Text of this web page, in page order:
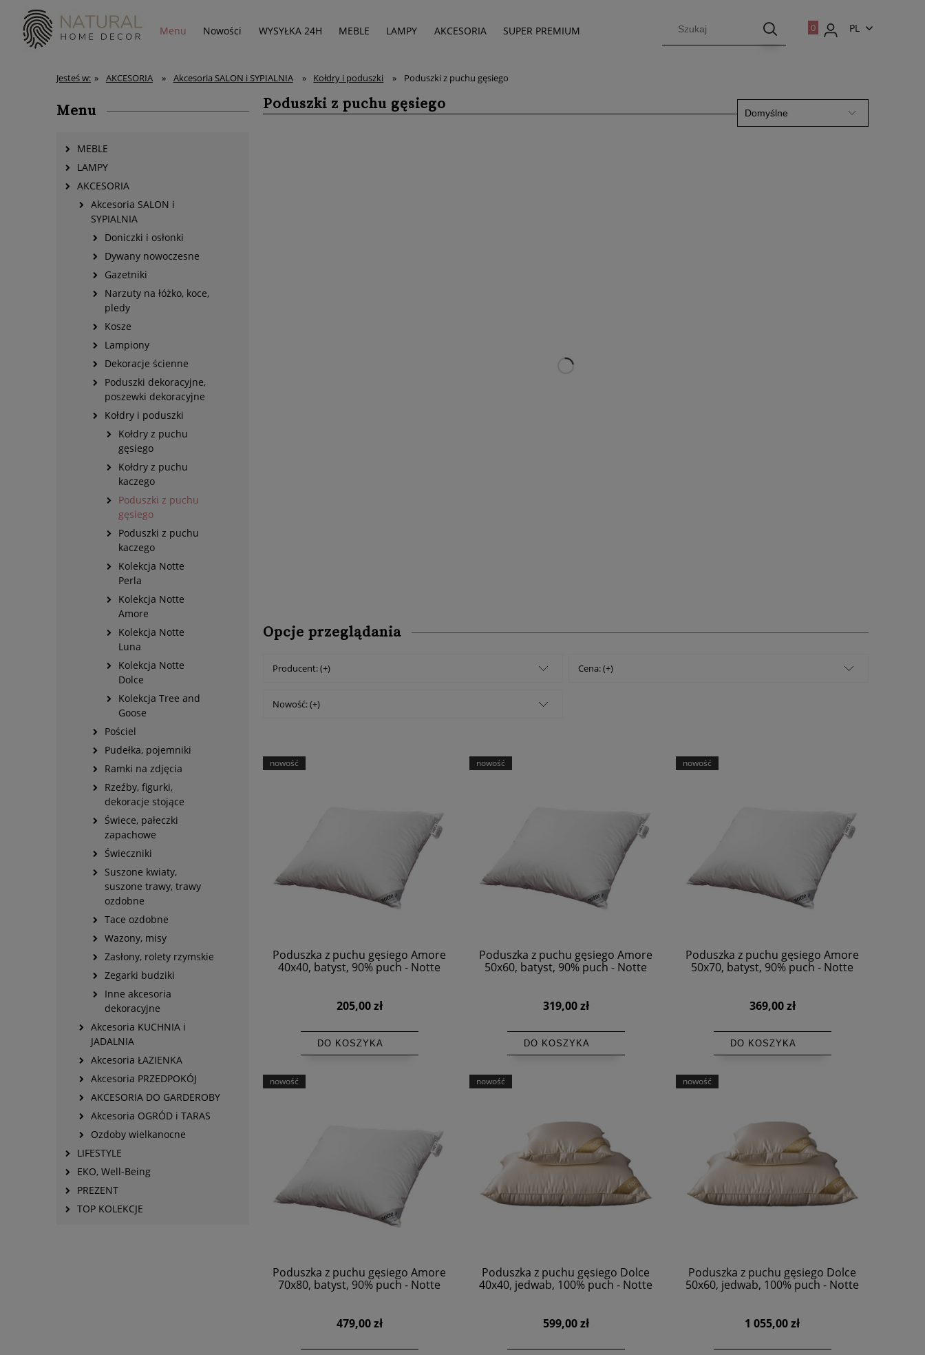
Menu Nowości WYSYŁKA 24H MEBLE LAMPY AKCESORIA SUPER PREMIUM
PL
Jesteś w: » AKCESORIA » Akcesoria SALON i SYPIALNIA » Kołdry i poduszki » Poduszki z puchu gęsiego
Menu
MEBLE
LAMPY
AKCESORIA
Akcesoria SALON i
SYPIALNIA
Doniczki i osłonki
Dywany nowoczesne
Gazetniki
Narzuty na łóżko, koce,
pledy
Kosze
Lampiony
Dekoracje ścienne
Poduszki dekoracyjne,
poszewki dekoracyjne
Kołdry i poduszki
Kołdry z puchu
gęsiego
Kołdry z puchu
kaczego
Poduszki z puchu
gęsiego
Poduszki z puchu
kaczego
Kolekcja Notte
Perla
Kolekcja Notte
Amore
Kolekcja Notte
Luna
Kolekcja Notte
Dolce
Kolekcja Tree and
Goose
Pościel
Pudełka, pojemniki
Ramki na zdjęcia
Rzeźby, figurki,
dekoracje stojące
Świece, pałeczki
zapachowe
Świeczniki
Suszone kwiaty,
suszone trawy, trawy
ozdobne
Tace ozdobne
Wazony, misy
Zasłony, rolety rzymskie
Zegarki budziki
Inne akcesoria
dekoracyjne
Akcesoria KUCHNIA i
JADALNIA
Akcesoria ŁAZIENKA
Akcesoria PRZEDPOKÓJ
AKCESORIA DO GARDEROBY
Akcesoria OGRÓD i TARAS
Ozdoby wielkanocne
LIFESTYLE
EKO, Well-Being
PREZENT
TOP KOLEKCJE
Poduszki z puchu gęsiego
Opcje przeglądania
Producent: (+) Cena: (+)
Nowość: (+)
Poduszka z puchu gęsiego Amore
40x40, batyst, 90% puch - Notte
205,00 zł
DO KOSZYKA
nowość
Poduszka z puchu gęsiego Amore
50x60, batyst, 90% puch - Notte
319,00 zł
DO KOSZYKA
nowość
Poduszka z puchu gęsiego Amore
50x70, batyst, 90% puch - Notte
369,00 zł
DO KOSZYKA
nowość
Poduszka z puchu gęsiego Amore
70x80, batyst, 90% puch - Notte
479,00 zł
nowość
Poduszka z puchu gęsiego Dolce
40x40, jedwab, 100% puch - Notte
599,00 zł
nowość
Poduszka z puchu gęsiego Dolce
50x60, jedwab, 100% puch - Notte
1 055,00 zł
nowość